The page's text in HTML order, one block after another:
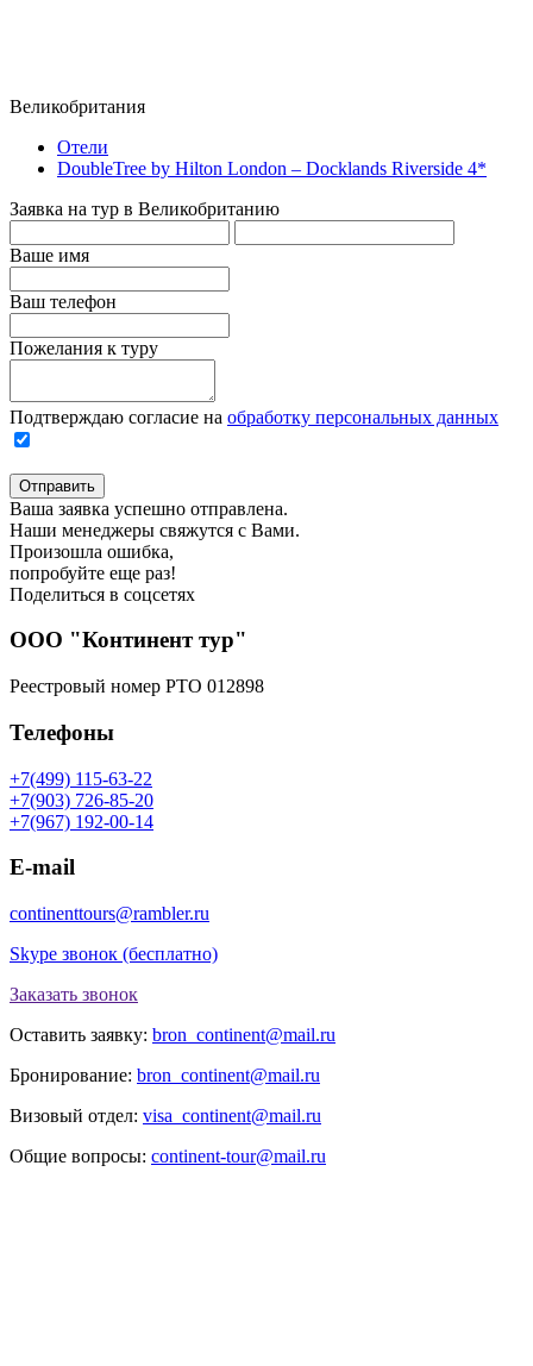
Великобритания
Отели
DoubleTree by Hilton London – Docklands Riverside 4*
Заявка на тур в Великобританию
Ваше имя
Ваш телефон
Пожелания к туру
Подтверждаю согласие на обработку персональных данных
Отправить
Ваша заявка успешно отправлена.
Наши менеджеры свяжутся с Вами.
Произошла ошибка,
попробуйте еще раз!
Поделиться в соцсетях
ООО "Континент тур"
Реестровый номер РТО 012898
Телефоны
+7(499) 115-63-22
+7(903) 726-85-20
+7(967) 192-00-14
E-mail
continenttours@rambler.ru
Skype звонок (бесплатно)
Заказать звонок
Оставить заявку: bron_continent@mail.ru
Бронирование: bron_continent@mail.ru
Визовый отдел: visa_continent@mail.ru
Общие вопросы: continent-tour@mail.ru